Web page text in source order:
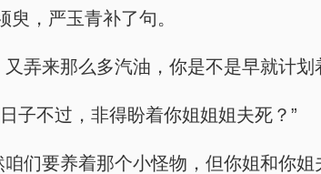
，严玉青补了句。
弄来那么多汽油，你是不是早就计划
子不过，非得盼着你姐姐姐夫死？”
们要养着那个小怪物，但你姐和你